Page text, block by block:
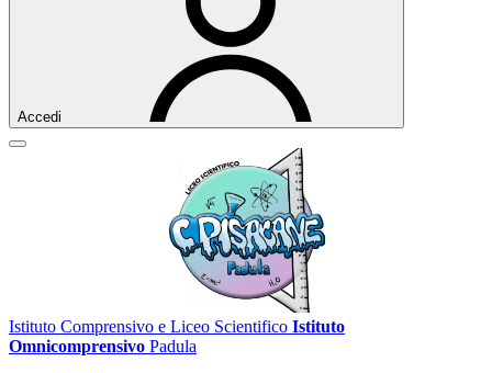
Accedi
Istituto Comprensivo e Liceo Scientifico Istituto
Omnicomprensivo Padula